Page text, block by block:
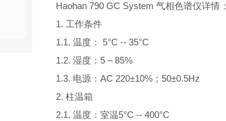
Haohan 790 GC System 气相色谱仪详情：
1. 工作条件
1.1. 温度： 5°C -- 35°C
1.2. 湿度：5 – 85%
1.3. 电源：AC 220±10%；50±0.5Hz
2. 柱温箱
2.1. 温度：室温5°C -- 400°C